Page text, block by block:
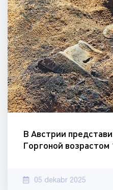
В Австрии
Горгоной возрастом
05 dekabr 2025